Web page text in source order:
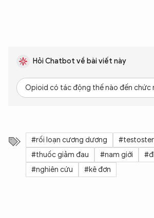
Hỏi Chatbot về bài viết này
Opioid có tác động thế nào đến chức
#rối loạn cương dương
#thuốc giảm đau
#nam giới
#nghiên cứu
#kê đơn